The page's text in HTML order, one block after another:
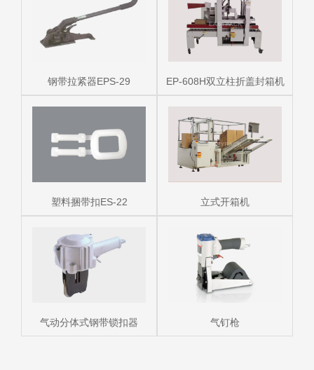
钢带拉紧器EPS-29 EP-608H双立柱折盖封箱机
塑料捆带扣ES-22 立式开箱机
气动分体式钢带锁扣器 气钉枪